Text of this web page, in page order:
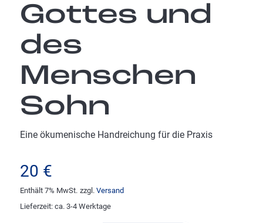
Gottes und
des
Menschen
Sohn
Eine ökumenische Handreichung für die Praxis
20 €
Enthält 7% MwSt. zzgl. Versand
Lieferzeit: ca. 3-4 Werktage